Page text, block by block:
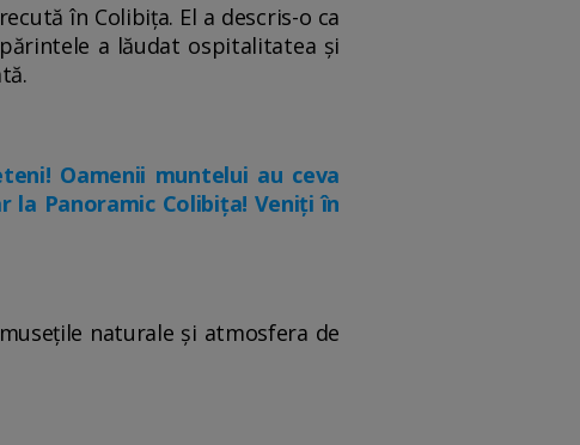
în Colibița. El a descris-o ca
a lăudat ospitalitatea și
Oamenii muntelui au ceva
Panoramic Colibița! Veniți în
naturale și atmosfera de